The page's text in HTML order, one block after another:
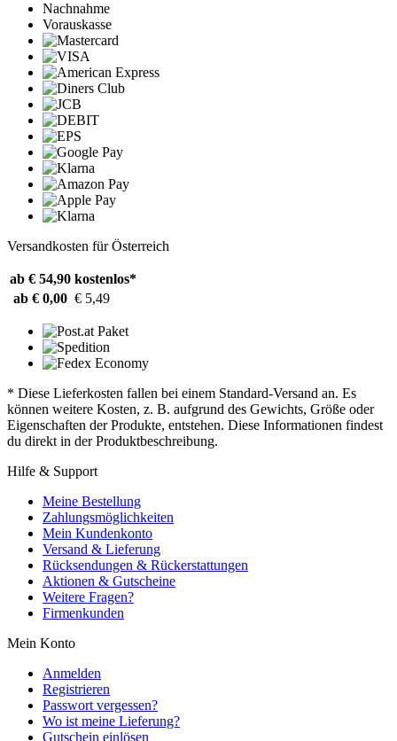
Nachnahme
Vorauskasse
Versandkosten für Österreich
ab € 54,90 kostenlos*
ab € 0,00 € 5,49
* Diese Lieferkosten fallen bei einem Standard-Versand an. Es
können weitere Kosten, z. B. aufgrund des Gewichts, Größe oder
Eigenschaften der Produkte, entstehen. Diese Informationen findest
du direkt in der Produktbeschreibung.
Hilfe & Support
Meine Bestellung
Zahlungsmöglichkeiten
Mein Kundenkonto
Versand & Lieferung
Rücksendungen & Rückerstattungen
Aktionen & Gutscheine
Weitere Fragen?
Firmenkunden
Mein Konto
Anmelden
Registrieren
Passwort vergessen?
Wo ist meine Lieferung?
Gutschein einlösen